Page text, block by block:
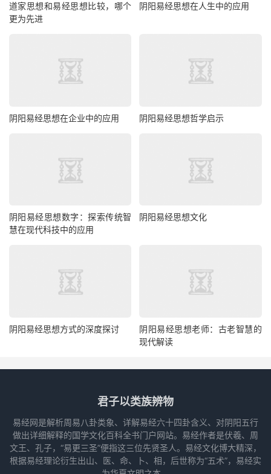
道家思想和易经思想比较，哪个
更为先进
阴阳易经思想在人生中的应用
阴阳易经思想在企业中的应用 阴阳易经思想哲学启示
阴阳易经思想数字：探索传统智
慧在现代科技中的应用
阴阳易经思想文化
阴阳易经思想方式的深度探讨
阴阳易经思想老师：古老智慧的
现代解读
君子以类族辨物
易经网是解析周易八卦类象、详解易经六十四卦含义、对阴阳五行
做出详细解释的国学文化百科全书门户网站。易经作者是伏羲、周
文王、孔子，“易更三圣”便指这三位先贤圣人。易经文化博大精深，
根据易经理论衍生出山、医、命、卜、相，后世称为“五术”，易经实